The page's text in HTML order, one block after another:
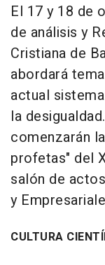
El 17 y 18 de
de análisis y
Cristiana de
abordará
actual
la
comenzarán
profetas" del
salón de
y
CULTURA